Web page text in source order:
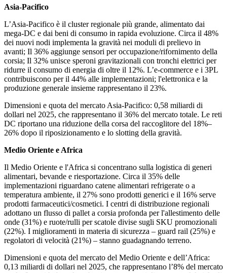
Asia-Pacifico
L’Asia-Pacifico è il cluster regionale più grande, alimentato dai
mega-DC e dai beni di consumo in rapida evoluzione. Circa il 48%
dei nuovi nodi implementa la gravità nei moduli di prelievo in
avanti; Il 36% aggiunge sensori per occupazione/rifornimento della
corsia; Il 32% unisce speroni gravitazionali con tronchi elettrici per
ridurre il consumo di energia di oltre il 12%. L’e-commerce e i 3PL
contribuiscono per il 44% alle implementazioni; l'elettronica e la
produzione generale insieme rappresentano il 23%.
Dimensioni e quota del mercato Asia-Pacifico: 0,58 miliardi di
dollari nel 2025, che rappresentano il 36% del mercato totale. Le reti
DC riportano una riduzione della corsa del raccoglitore del 18%–
26% dopo il riposizionamento e lo slotting della gravità.
Medio Oriente e Africa
Il Medio Oriente e l'Africa si concentrano sulla logistica di generi
alimentari, bevande e riesportazione. Circa il 35% delle
implementazioni riguardano catene alimentari refrigerate o a
temperatura ambiente, il 27% sono prodotti generici e il 16% serve
prodotti farmaceutici/cosmetici. I centri di distribuzione regionali
adottano un flusso di pallet a corsia profonda per l'allestimento delle
onde (31%) e ruote/rulli per scatole divise sugli SKU promozionali
(22%). I miglioramenti in materia di sicurezza – guard rail (25%) e
regolatori di velocità (21%) – stanno guadagnando terreno.
Dimensioni e quota del mercato del Medio Oriente e dell’Africa:
0,13 miliardi di dollari nel 2025, che rappresentano l’8% del mercato